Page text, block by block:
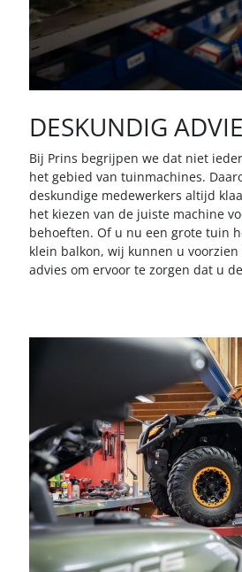
DESKUNDIG
Bij Prins begrijpen we dat niet
het gebied van tuinmachines.
deskundige medewerkers altijd
het kiezen van de juiste machine
behoeften. Of u nu een grote tuin
klein balkon, wij kunnen u
advies om ervoor te zorgen dat u